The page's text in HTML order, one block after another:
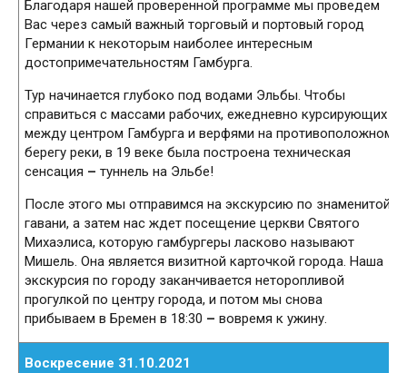
Благодаря нашей проверенной программе мы проведем
Вас через самый важный торговый и портовый город
Германии к некоторым наиболее интересным
достопримечательностям Гамбурга.
Тур начинается глубоко под водами Эльбы. Чтобы
справиться с массами рабочих, ежедневно курсирующих
между центром Гамбурга и верфями на противоположном
берегу реки, в 19 веке была построена техническая
сенсация – туннель на Эльбе!
После этого мы отправимся на экскурсию по знаменитой
гавани, а затем нас ждет посещение церкви Святого
Михаэлиса, которую гамбургеры ласково называют
Мишель. Она является визитной карточкой города. Наша
экскурсия по городу заканчивается неторопливой
прогулкой по центру города, и потом мы снова
прибываем в Бремен в 18:30 – вовремя к ужину.
Воскресение 31.10.2021